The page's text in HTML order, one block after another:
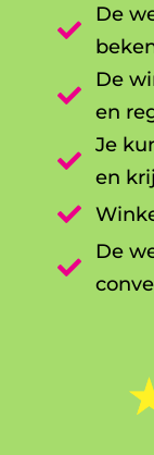

De

De
en

Je
en


De